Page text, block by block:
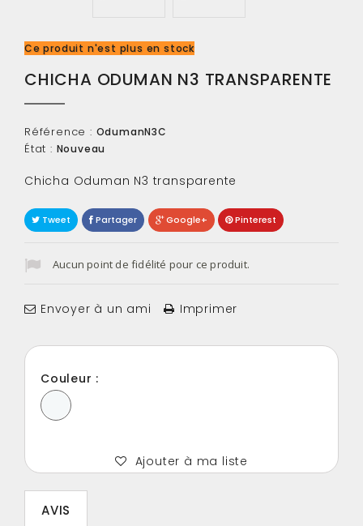
Ce produit n'est plus en stock
CHICHA ODUMAN N3 TRANSPARENTE
Référence : OdumanN3C
État : Nouveau
Chicha Oduman N3 transparente
Tweet Partager Google+ Pinterest
Aucun point de fidélité pour ce produit.
Envoyer à un ami Imprimer
Couleur :
Ajouter à ma liste
AVIS